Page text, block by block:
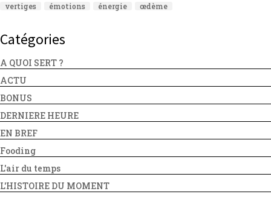
vertiges
émotions énergie œdème
Catégories
A QUOI SERT ?
ACTU
BONUS
DERNIERE HEURE
EN BREF
Fooding
L'air du temps
L'HISTOIRE DU MOMENT